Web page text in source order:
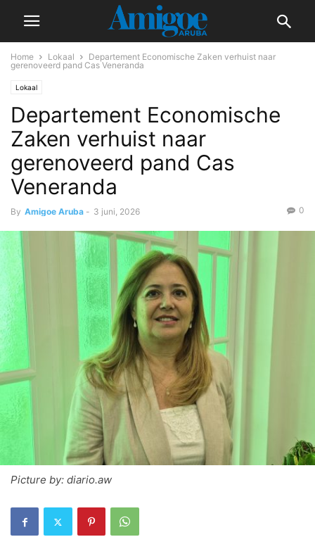
Home Lokaal
Departement Economische Zaken verhuist naar
gerenoveerd pand Cas Veneranda
Lokaal
Departement Economische
Zaken verhuist naar
gerenoveerd pand Cas
Veneranda
By Amigoe Aruba - 3 juni, 2026 0
Picture by: diario.aw